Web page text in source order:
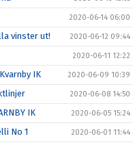
2020-06-14 06:00
vinster ut! 2020-06-12 09:44
2020-06-11 12:22
IK 2020-06-09 10:39
2020-06-08 14:50
IK 2020-06-05 15:24
No 1 2020-06-01 11:44